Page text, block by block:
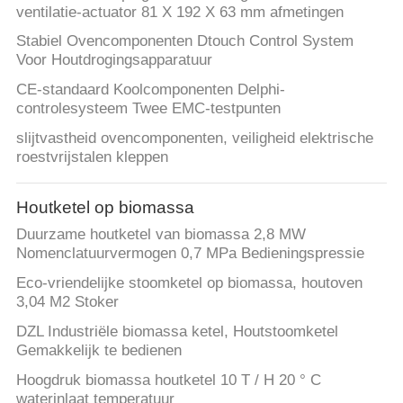
ventilatie-actuator 81 X 192 X 63 mm afmetingen
Stabiel Ovencomponenten Dtouch Control System
Voor Houtdrogingsapparatuur
CE-standaard Koolcomponenten Delphi-
controlesysteem Twee EMC-testpunten
slijtvastheid ovencomponenten, veiligheid elektrische
roestvrijstalen kleppen
Houtketel op biomassa
Duurzame houtketel van biomassa 2,8 MW
Nomenclatuurvermogen 0,7 MPa Bedieningspressie
Eco-vriendelijke stoomketel op biomassa, houtoven
3,04 M2 Stoker
DZL Industriële biomassa ketel, Houtstoomketel
Gemakkelijk te bedienen
Hoogdruk biomassa houtketel 10 T / H 20 ° C
waterinlaat temperatuur